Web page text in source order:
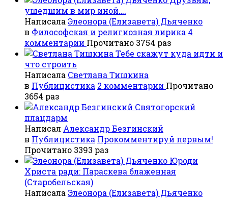
ушедшим в мир иной….
Написала Элеонора (Елизавета) Дьяченко
в Философская и религиозная лирика 4
комментарии Прочитано 3754 раз
Тебе скажут куда идти и
что строить
Написала Светлана Тишкина
в Публицистика 2 комментарии Прочитано
3654 раз
Святогорский
плацдарм
Написал Александр Безгинский
в Публицистика Прокомментируй первым!
Прочитано 3393 раз
Юроди
Христа ради: Параскева блаженная
(Старобельская)
Написала Элеонора (Елизавета) Дьяченко